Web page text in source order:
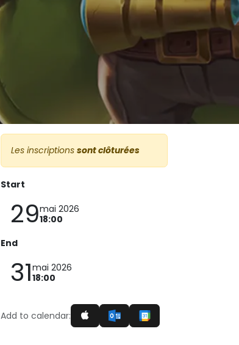
Les inscriptions sont clôturées
Start
29mai 2026
18:00
End
31mai 2026
18:00
Add to calendar: